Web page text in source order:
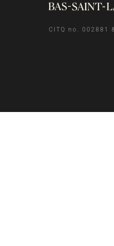
CITQ no. 002881